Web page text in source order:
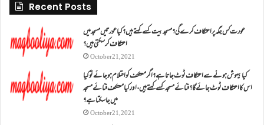
Recent Posts
عورت کس جگہ پر اعتکاف کرے گی؟مسجد بیت کسے کہتے ہیں؟کیا عورتیں مسجد میں
اعتکاف کر سکتی ہیں؟
October 21, 2021
کیا بیہوش ہونے سے اعتکاف ٹوٹ جاتا ہے؟ اگر معتکف کو احتلام ہو جائے تو کیا
اس کا اعتکاف ٹوٹ جائے گا؟فنائے مسجد کسے کہتے ہیں ، اور کیا معتکف فنائے مسجد
میں جا سکتا ہے؟
October 21, 2021